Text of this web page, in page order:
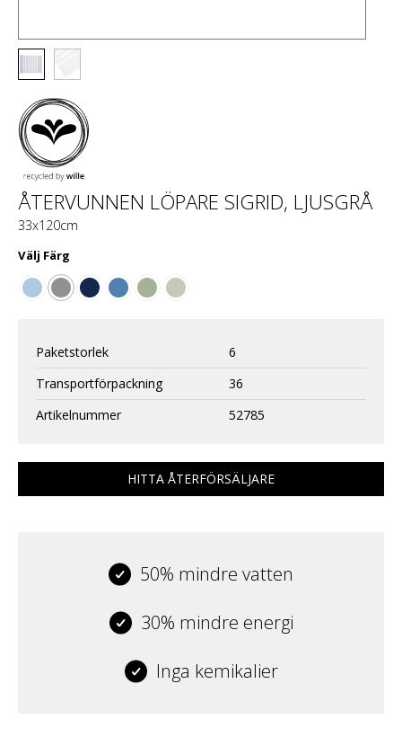
ÅTERVUNNEN LÖPARE SIGRID, LJUSGRÅ
33x120cm
Välj Färg
Paketstorlek
6
Transportförpackning
36
Artikelnummer
52785
HITTA ÅTERFÖRSÄLJARE
50% mindre vatten
30% mindre energi
Inga kemikalier